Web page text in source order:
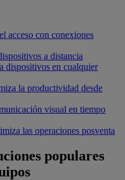
acceso con conexiones
a distancia
dispositivos en cualquier
la productividad desde
visual en tiempo
las operaciones posventa
populares